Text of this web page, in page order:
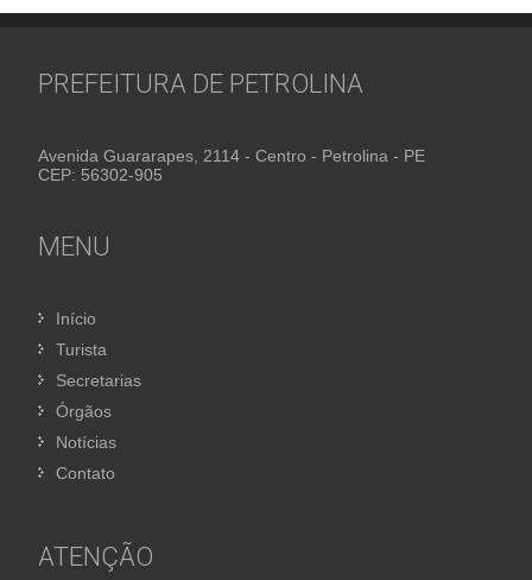
PREFEITURA DE PETROLINA
Avenida Guararapes, 2114 - Centro - Petrolina - PE
CEP: 56302-905
MENU
Início
Turista
Secretarias
Órgãos
Notícias
Contato
ATENÇÃO